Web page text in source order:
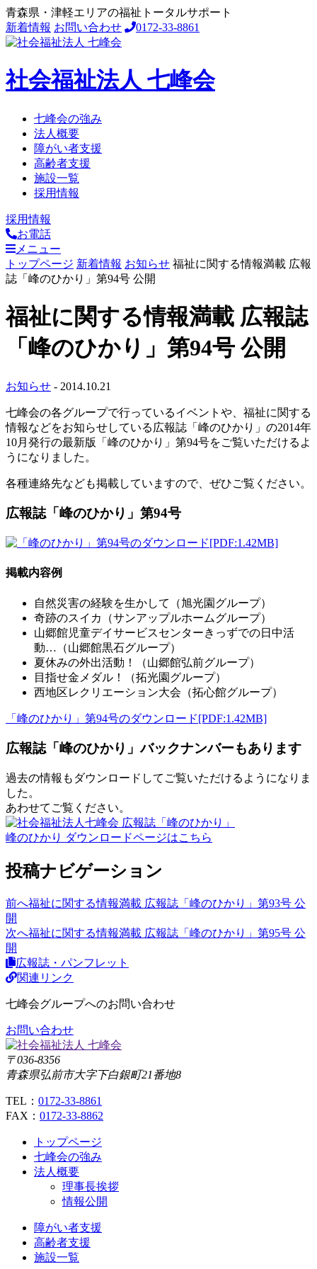
青森県・津軽エリアの福祉トータルサポート
新着情報 お問い合わせ 0172-33-8861
社会福祉法人 七峰会
七峰会の強み
法人概要
障がい者支援
高齢者支援
施設一覧
採用情報
採用情報
お電話
メニュー
トップページ 新着情報 お知らせ 福祉に関する情報満載 広報
誌「峰のひかり」第94号 公開
福祉に関する情報満載 広報誌
「峰のひかり」第94号 公開
お知らせ - 2014.10.21
七峰会の各グループで行っているイベントや、福祉に関する
情報などをお知らせしている広報誌「峰のひかり」の2014年
10月発行の最新版「峰のひかり」第94号をご覧いただけるよ
うになりました。
各種連絡先なども掲載していますので、ぜひご覧ください。
広報誌「峰のひかり」第94号
掲載内容例
自然災害の経験を生かして（旭光園グループ）
奇跡のスイカ（サンアップルホームグループ）
山郷館児童デイサービスセンターきっずでの日中活
動…（山郷館黒石グループ）
夏休みの外出活動！（山郷館弘前グループ）
目指せ金メダル！（拓光園グループ）
西地区レクリエーション大会（拓心館グループ）
「峰のひかり」第94号のダウンロード[PDF:1.42MB]
広報誌「峰のひかり」バックナンバーもあります
過去の情報もダウンロードしてご覧いただけるようになりま
した。
あわせてご覧ください。
峰のひかり ダウンロードページはこちら
投稿ナビゲーション
前へ福祉に関する情報満載 広報誌「峰のひかり」第93号 公
開
次へ福祉に関する情報満載 広報誌「峰のひかり」第95号 公
開
広報誌・パンフレット
関連リンク
七峰会グループへのお問い合わせ
お問い合わせ
〒036-8356
青森県弘前市大字下白銀町21番地8
TEL： 0172-33-8861
FAX： 0172-33-8862
トップページ
七峰会の強み
法人概要
理事長挨拶
情報公開
障がい者支援
高齢者支援
施設一覧